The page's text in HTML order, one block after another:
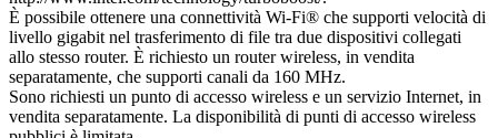
È possibile ottenere una connettività Wi-Fi® che supporti velocità di
livello gigabit nel trasferimento di file tra due dispositivi collegati
allo stesso router. È richiesto un router wireless, in vendita
separatamente, che supporti canali da 160 MHz.
Sono richiesti un punto di accesso wireless e un servizio Internet, in
vendita separatamente. La disponibilità di punti di accesso wireless